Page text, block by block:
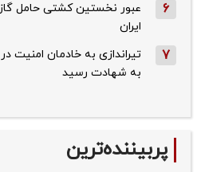
6
عبور نخستین کشتی حامل گاز
ایران
7
تیراندازی به خادمان امنیت
به شهادت رسید
پربیننده‌ترین